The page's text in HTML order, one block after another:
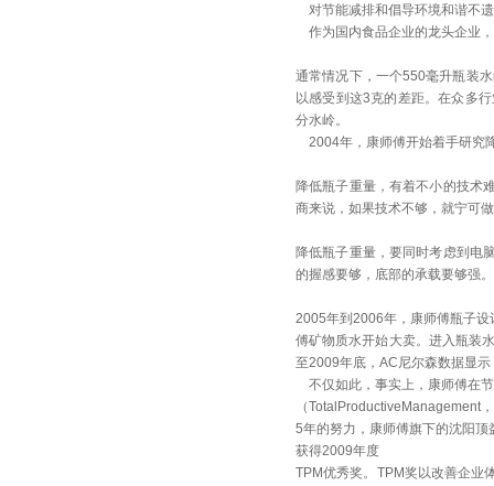
对节能减排和倡导环境和谐不
作为国内食品企业的龙头企业
通常情况下，一个550毫升瓶装
以感受到这3克的差距。在众多
分水岭。
2004年，康师傅开始着手研究
降低瓶子重量，有着不小的技术
商来说，如果技术不够，就宁可
降低瓶子重量，要同时考虑到电
的握感要够，底部的承载要够强
2005年到2006年，康师傅瓶子
傅矿物质水开始大卖。进入瓶装
至2009年底，AC尼尔森数据显
不仅如此，事实上，康师傅在
（TotalProductiveManagement
5年的努力，康师傅旗下的沈阳
获得2009年度
TPM优秀奖。TPM奖以改善企业